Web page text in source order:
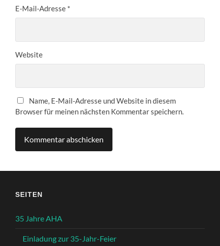
E-Mail-Adresse *
Website
Name, E-Mail-Adresse und Website in diesem
Browser für meinen nächsten Kommentar speichern.
SEITEN
35 Jahre AHA
Einladung zur 35-Jahr-Feier